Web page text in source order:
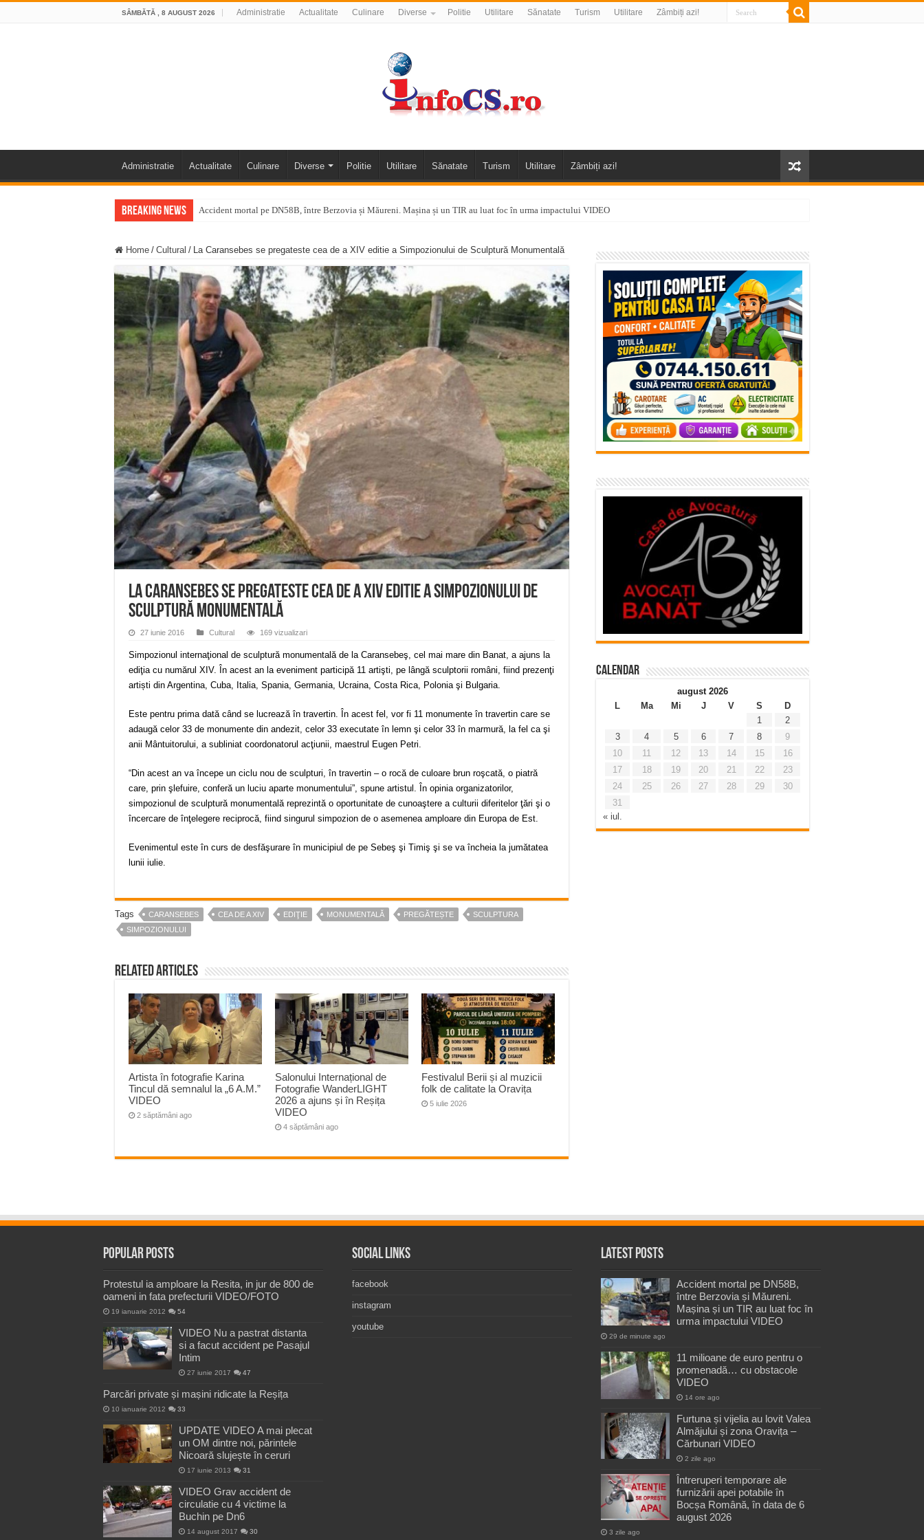
SÂMBĂTĂ , 8 AUGUST 2026 Administratie Actualitate Culinare Diverse Politie Utilitare Sănatate Turism Utilitare Zâmbiți azi!
Administratie Actualitate Culinare Diverse Politie Utilitare Sănatate Turism Utilitare Zâmbiți azi!
Breaking News Accident mortal pe DN58B, între Berzovia și Măureni. Mașina și un TIR au luat foc în urma impactului VIDEO
Furtuna și vijelia au lovit Valea Almăjului și zona Oravița – Cărbunari VIDEO
Întreruperi temporare ale furnizării apei potabile în Bocșa Română, în data de 6 august 2026
ANUNŢ OPRIRE ANUNŢ OPRIRE APĂ în ORAVIȚA – 05.08.2026 – avarie
Anunț important – Închidere temporară Podul de Piatră din Herculane
Ștrandul Termal Ring din Oravița – locul unde natura a ascuns un izvor de sănătate VIDEO
Miresme de lavandă, mentă și flori de vară și râsete de copii la Carașova VIDEO
ANUNȚ OPRIRE APĂ în Reșița – avarie – 04.08.2026 – str. Văliugului și Plastomet
ANUNŢ OPRIRE APĂ în CARANSEBEȘ – 04.08.2026 – avarie – Calea Severinului
Home / Cultural / La Caransebes se pregateste cea de a XIV editie a Simpozionului de Sculptură Monumentală
La Caransebes se pregateste cea de a XIV editie a Simpozionului de
Sculptură Monumentală
27 iunie 2016 Cultural 169 vizualizari
Simpozionul internaţional de sculptură monumentală de la Caransebeş, cel mai mare din Banat, a ajuns la
ediţia cu numărul XIV. În acest an la eveniment participă 11 artişti, pe lângă sculptorii români, fiind prezenţi
artiști din Argentina, Cuba, Italia, Spania, Germania, Ucraina, Costa Rica, Polonia şi Bulgaria.
Este pentru prima dată când se lucrează în travertin. În acest fel, vor fi 11 monumente în travertin care se
adaugă celor 33 de monumente din andezit, celor 33 executate în lemn şi celor 33 în marmură, la fel ca şi
anii Mântuitorului, a subliniat coordonatorul acţiunii, maestrul Eugen Petri.
“Din acest an va începe un ciclu nou de sculpturi, în travertin – o rocă de culoare brun roşcată, o piatră
care, prin şlefuire, conferă un luciu aparte monumentului”, spune artistul. În opinia organizatorilor,
simpozionul de sculptură monumentală reprezintă o oportunitate de cunoaştere a culturii diferitelor ţări şi o
încercare de înţelegere reciprocă, fiind singurul simpozion de o asemenea amploare din Europa de Est.
Evenimentul este în curs de desfăşurare în municipiul de pe Sebeş şi Timiş şi se va încheia la jumătatea
lunii iulie.
Tags CARANSEBES CEA DE A XIV EDIŢIE MONUMENTALĂ PREGĂTEȘTE
SCULPTURA
SIMPOZIONULUI
Related Articles
Artista în fotografie Karina
Tincul dă semnalul la „6 A.M.”
VIDEO
2 săptămâni ago
Salonului Internațional de
Fotografie WanderLIGHT
2026 a ajuns și în Reșița
VIDEO
4 săptămâni ago
Festivalul Berii și al muzicii
folk de calitate la Oravița
5 iulie 2026
Calendar
august 2026
L
Ma Mi J V S
D
1
2
3
4 5 6 7 8
9
10
11 12 13 14 15
16
17
18 19 20 21 22
23
24
25 26 27 28 29
30
31
« iul.
Popular Posts
Protestul ia amploare la Resita, in jur de 800 de
oameni in fata prefecturii VIDEO/FOTO
19 ianuarie 2012 54
VIDEO Nu a pastrat distanta
si a facut accident pe Pasajul
Intim
27 iunie 2017 47
Parcări private și mașini ridicate la Reșița
10 ianuarie 2012 33
UPDATE VIDEO A mai plecat
un OM dintre noi, părintele
Nicoară slujește în ceruri
17 iunie 2013 31
VIDEO Grav accident de
circulatie cu 4 victime la
Buchin pe Dn6
14 august 2017 30
Social Links
facebook
instagram
youtube
Latest Posts
Accident mortal pe DN58B,
între Berzovia și Măureni.
Mașina și un TIR au luat foc în
urma impactului VIDEO
29 de minute ago
11 milioane de euro pentru o
promenadă… cu obstacole
VIDEO
14 ore ago
Furtuna și vijelia au lovit Valea
Almăjului și zona Oravița –
Cărbunari VIDEO
2 zile ago
Întreruperi temporare ale
furnizării apei potabile în
Bocșa Română, în data de 6
august 2026
3 zile ago